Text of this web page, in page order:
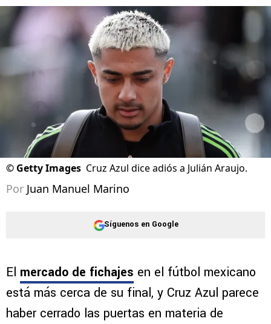
© Getty Images Cruz Azul dice adiós a Julián Araujo.
Por Juan Manuel Marino
Síguenos en Google
El mercado de fichajes en el fútbol mexicano
está más cerca de su final, y Cruz Azul parece
haber cerrado las puertas en materia de